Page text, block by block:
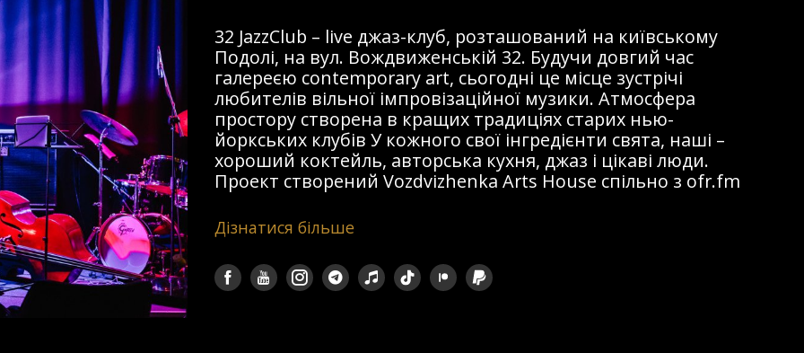
32 JazzClub – live джаз-клуб, розташований на київському
Подолі, на вул. Вождвиженській 32. Будучи довгий час
галереєю contemporary art, сьогодні це місце зустрічі
любителів вільної імпровізаційної музики. Атмосфера
простору створена в кращих традиціях старих нью-
йоркських клубів У кожного свої інгредієнти свята, наші –
хороший коктейль, авторська кухня, джаз і цікаві люди.
Проект створений Vozdvizhenka Arts House спільно з ofr.fm
Дізнатися більше